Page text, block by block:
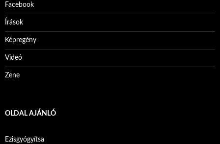
Facebook
Írások
Képregény
Videó
Zene
OLDAL AJÁNLÓ
Ezisgyógyítsa